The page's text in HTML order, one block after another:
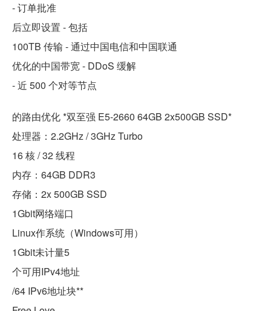
- 订单批准
后立即设置 - 包括
100TB 传输 - 通过中国电信和中国联通
优化的中国带宽 - DDoS 缓解
- 近 500 个对等节点
的路由优化 *双至强 E5-2660 64GB 2x500GB SSD*
处理器：2.2GHz / 3GHz Turbo
16 核 / 32 线程
内存：64GB DDR3
存储：2x 500GB SSD
1Gbit网络端口
Linux作系统（Windows可用）
1Gbit未计量5
个可用IPv4地址
/64 IPv6地址块**